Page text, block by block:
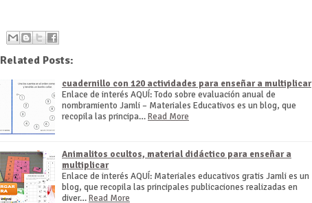
Related Posts:
cuadernillo con 120 actividades para enseñar a multiplicar
Enlace de interés AQUÍ: Todo sobre evaluación anual de
nombramiento Jamli – Materiales Educativos es un blog, que
recopila las principa…Read More
Animalitos ocultos, material didáctico para enseñar a
multiplicar
Enlace de interés AQUÍ: Materiales educativos gratis Jamli es un
blog, que recopila las principales publicaciones realizadas en
diver…Read More